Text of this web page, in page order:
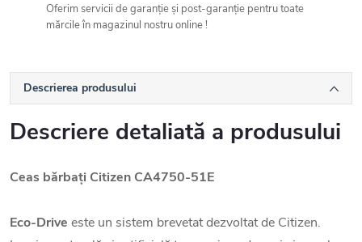
Oferim servicii de garanție și post-garanție pentru toate
mărcile în magazinul nostru online !
Descrierea produsului
Descriere detaliată a produsului
Ceas bărbați Citizen CA4750-51E
Eco-Drive este un sistem brevetat dezvoltat de Citizen.